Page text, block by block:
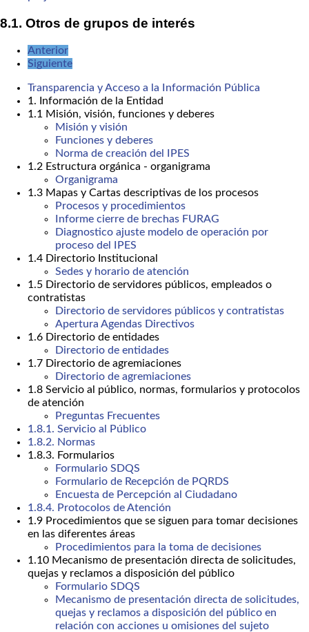
8.1. Otros de grupos de interés
Anterior
Siguiente
Transparencia y Acceso a la Información Pública
1. Información de la Entidad
1.1 Misión, visión, funciones y deberes
Misión y visión
Funciones y deberes
Norma de creación del IPES
1.2 Estructura orgánica - organigrama
Organigrama
1.3 Mapas y Cartas descriptivas de los procesos
Procesos y procedimientos
Informe cierre de brechas FURAG
Diagnostico ajuste modelo de operación por
proceso del IPES
1.4 Directorio Institucional
Sedes y horario de atención
1.5 Directorio de servidores públicos, empleados o
contratistas
Directorio de servidores públicos y contratistas
Apertura Agendas Directivos
1.6 Directorio de entidades
Directorio de entidades
1.7 Directorio de agremiaciones
Directorio de agremiaciones
1.8 Servicio al público, normas, formularios y protocolos
de atención
Preguntas Frecuentes
1.8.1. Servicio al Público
1.8.2. Normas
1.8.3. Formularios
Formulario SDQS
Formulario de Recepción de PQRDS
Encuesta de Percepción al Ciudadano
1.8.4. Protocolos de Atención
1.9 Procedimientos que se siguen para tomar decisiones
en las diferentes áreas
Procedimientos para la toma de decisiones
1.10 Mecanismo de presentación directa de solicitudes,
quejas y reclamos a disposición del público
Formulario SDQS
Mecanismo de presentación directa de solicitudes,
quejas y reclamos a disposición del público en
relación con acciones u omisiones del sujeto